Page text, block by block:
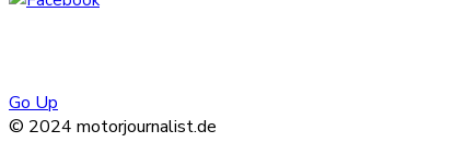
Go Up
© 2024 motorjournalist.de